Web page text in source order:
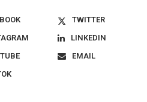
TWITTER
LINKEDIN
EMAIL